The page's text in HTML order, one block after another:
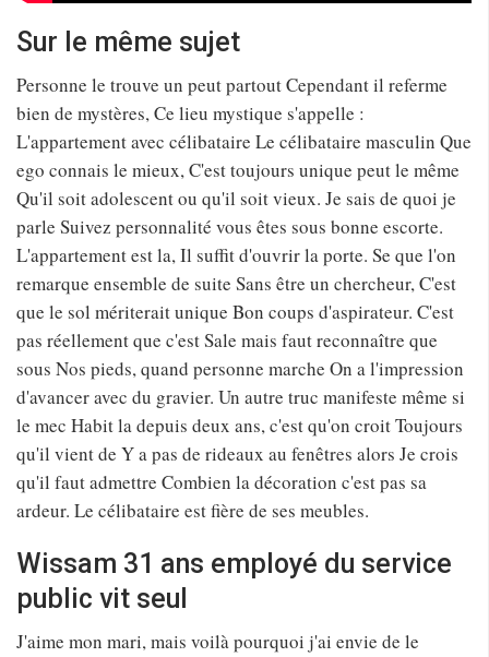
Sur le même sujet
Personne le trouve un peut partout Cependant il referme
bien de mystères, Ce lieu mystique s'appelle :
L'appartement avec célibataire Le célibataire masculin Que
ego connais le mieux, C'est toujours unique peut le même
Qu'il soit adolescent ou qu'il soit vieux. Je sais de quoi je
parle Suivez personnalité vous êtes sous bonne escorte.
L'appartement est la, Il suffit d'ouvrir la porte. Se que l'on
remarque ensemble de suite Sans être un chercheur, C'est
que le sol mériterait unique Bon coups d'aspirateur. C'est
pas réellement que c'est Sale mais faut reconnaître que
sous Nos pieds, quand personne marche On a l'impression
d'avancer avec du gravier. Un autre truc manifeste même si
le mec Habit la depuis deux ans, c'est qu'on croit Toujours
qu'il vient de Y a pas de rideaux au fenêtres alors Je crois
qu'il faut admettre Combien la décoration c'est pas sa
ardeur. Le célibataire est fière de ses meubles.
Wissam 31 ans employé du service
public vit seul
J'aime mon mari, mais voilà pourquoi j'ai envie de le